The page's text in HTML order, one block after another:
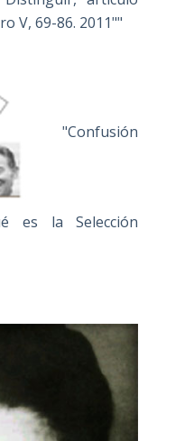
V, 69-86. 2011""
"Confusión
es la Selección